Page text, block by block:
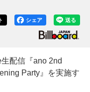
送る
シェア
配信『ano 2nd
Party』を実施す